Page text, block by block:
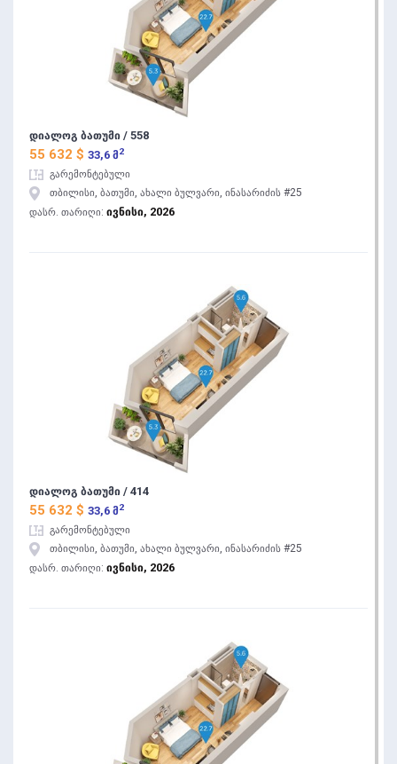
დიალოგ ბათუმი / 558
55 632 $ 33,6 მ 2
გარემონტებული
თბილისი, ბათუმი, ახალი ბულვარი, ინასარიძის #25
დასრ. თარიღი: ივნისი, 2026
დიალოგ ბათუმი / 414
55 632 $ 33,6 მ 2
გარემონტებული
თბილისი, ბათუმი, ახალი ბულვარი, ინასარიძის #25
დასრ. თარიღი: ივნისი, 2026